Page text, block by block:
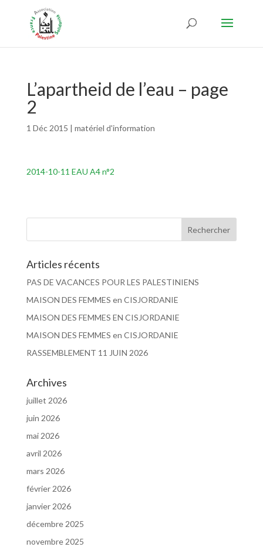
L’apartheid de l’eau – page
2
1 Déc 2015 | matériel d'information
2014-10-11 EAU A4 n°2
Articles récents
PAS DE VACANCES POUR LES PALESTINIENS
MAISON DES FEMMES en CISJORDANIE
MAISON DES FEMMES EN CISJORDANIE
MAISON DES FEMMES en CISJORDANIE
RASSEMBLEMENT 11 JUIN 2026
Archives
juillet 2026
juin 2026
mai 2026
avril 2026
mars 2026
février 2026
janvier 2026
décembre 2025
novembre 2025